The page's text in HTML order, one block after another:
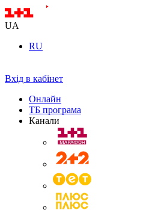
UA
RU
Вхід в кабінет
Онлайн
ТБ програма
Канали